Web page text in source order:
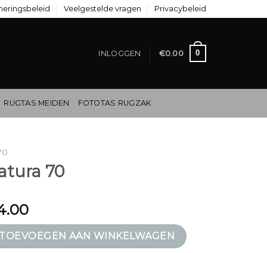
Veelgestelde vragen Privacybeleid
INLOGGEN €0.00 0
RUGTAS MEIDEN FOTOTAS RUGZAK
70
TOEVOEGEN AAN WINKELWAGEN